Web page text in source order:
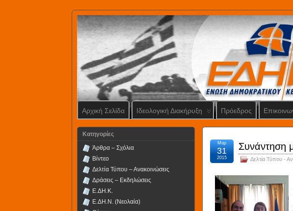
Αρχική Σελίδα Ιδεολογική Διακήρυξη Πρόεδρος
Συνάντηση
Δελτία Τύπου -
Μαρ
31
2015
Kατηγορίες
Άρθρα – Σχόλια
Βίντεο
Δελτία Τύπου – Ανακοινώσεις
Δράσεις – Εκδηλώσεις
Ε.ΔΗ.Κ.
Ε.ΔΗ.Ν. (Νεολαία)